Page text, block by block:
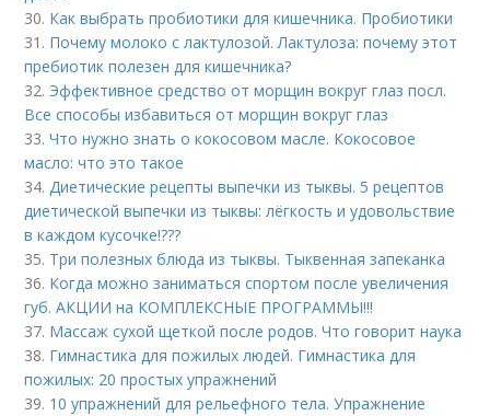
30. Как выбрать пробиотики для кишечника. Пробиотики
31. Почему молоко с лактулозой. Лактулоза: почему этот
пребиотик полезен для кишечника?
32. Эффективное средство от морщин вокруг глаз посл.
Все способы избавиться от морщин вокруг глаз
33.Что нужно знать о кокосовом масле. Кокосовое
масло: что это такое
34.Диетические рецепты выпечки из тыквы. 5 рецептов
диетической выпечки из тыквы: лёгкость и удовольствие
в каждом кусочке!???
35. Три полезных блюда из тыквы. Тыквенная запеканка
36. Когда можно заниматься спортом после увеличения
губ. АКЦИИ на КОМПЛЕКСНЫЕ ПРОГРАММЫ!!!
37. Массаж сухой щеткой после родов. Что говорит наука
38. Гимнастика для пожилых людей. Гимнастика для
пожилых: 20 простых упражнений
39. 10 упражнений для рельефного тела. Упражнение